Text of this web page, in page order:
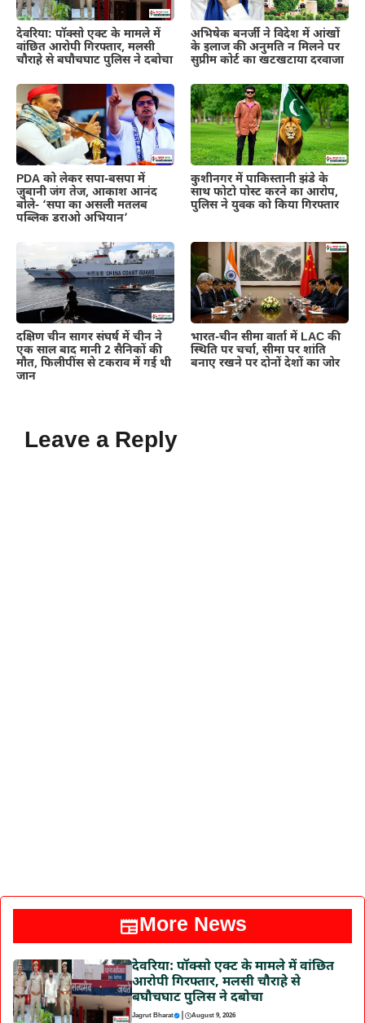
देवरिया: पॉक्सो एक्ट के मामले में
वांछित आरोपी गिरफ्तार, मलसी
चौराहे से बघौचघाट पुलिस ने दबोचा
अभिषेक बनर्जी ने विदेश में आंखों
के इलाज की अनुमति न मिलने पर
सुप्रीम कोर्ट का खटखटाया दरवाजा
PDA को लेकर सपा-बसपा में
जुबानी जंग तेज, आकाश आनंद
बोले- ‘सपा का असली मतलब
पब्लिक डराओ अभियान’
कुशीनगर में पाकिस्तानी झंडे के
साथ फोटो पोस्ट करने का आरोप,
पुलिस ने युवक को किया गिरफ्तार
दक्षिण चीन सागर संघर्ष में चीन ने
एक साल बाद मानी 2 सैनिकों की
मौत, फिलीपींस से टकराव में गई थी
जान
भारत-चीन सीमा वार्ता में LAC की
स्थिति पर चर्चा, सीमा पर शांति
बनाए रखने पर दोनों देशों का जोर
Leave a Reply
More News
देवरिया: पॉक्सो एक्ट के मामले में वांछित
आरोपी गिरफ्तार, मलसी चौराहे से
बघौचघाट पुलिस ने दबोचा
Jagrut Bharat | August 9, 2026